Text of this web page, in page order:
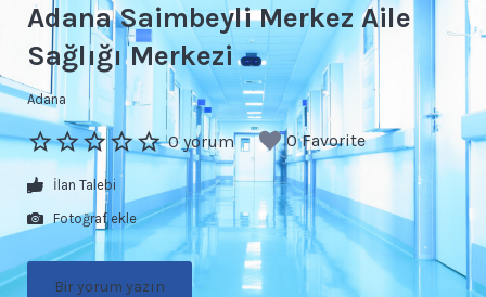
Adana Saimbeyli Merkez Aile
Sağlığı Merkezi
Adana
0 yorum 0 Favorite
İlan Talebi
Fotoğraf ekle
Bir yorum yazın